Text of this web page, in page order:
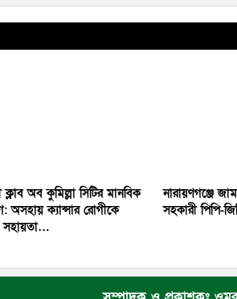
ক্লাব অব কুমিল্লা সিটির মানবিক
অসহায় ক্যান্সার রোগীকে
সহায়তা…
নারায়ণগঞ্জে
সহকারী পিপি-